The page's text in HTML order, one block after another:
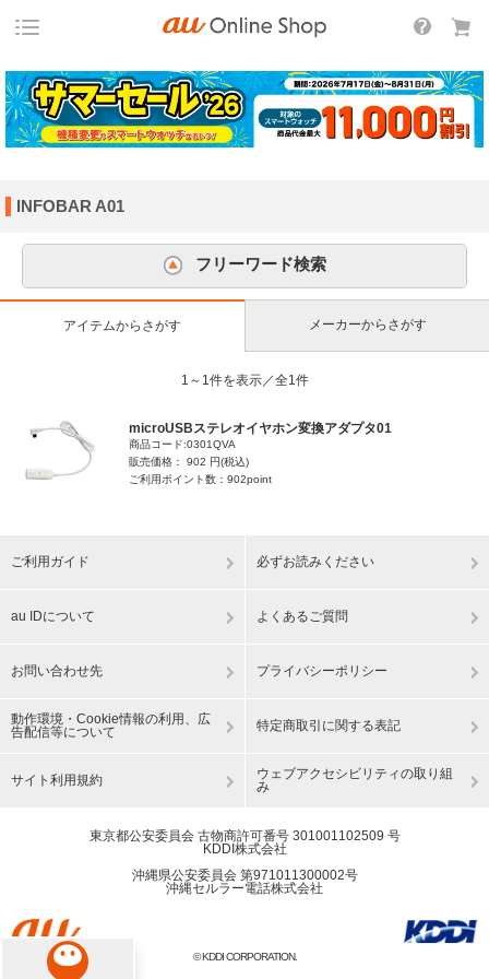
INFOBAR A01
フリーワード検索
アイテムからさがす メーカーからさがす
1～1件を表示／全1件
microUSBステレオイヤホン変換アダプタ01
商品コード:0301QVA
販売価格： 902 円(税込)
ご利用ポイント数：902point
ご利用ガイド 必ずお読みください
au IDについて よくあるご質問
お問い合わせ先 プライバシーポリシー
動作環境・Cookie情報の利用、広
告配信等について
特定商取引に関する表記
サイト利用規約
ウェブアクセシビリティの取り組
み
東京都公安委員会 古物商許可番号 301001102509 号
KDDI株式会社
沖縄県公安委員会 第971011300002号
沖縄セルラー電話株式会社
© KDDI CORPORATION.